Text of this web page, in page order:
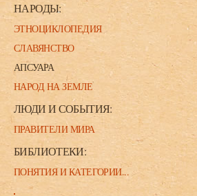
НАРОДЫ:
ЭТНОЦИКЛОПЕДИЯ
СЛАВЯНСТВО
АПСУАРА
НАРОД НА ЗЕМЛЕ
ЛЮДИ И СОБЫТИЯ:
ПРАВИТЕЛИ МИРА
БИБЛИОТЕКИ:
ПОНЯТИЯ И КАТЕГОРИИ...